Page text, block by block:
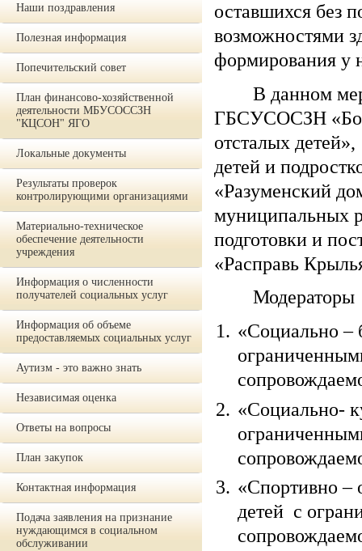
Наши поздравления
Полезная информация
Попечительский совет
План финансово-хозяйственной
деятельности МБУСОССЗН
"КЦСОН" ЯГО
Локальные документы
Результаты проверок
контролирующими организациями
Материально-техническое
обеспечение деятельности
учреждения
Информация о численности
получателей социальных услуг
Информация об объеме
предоставляемых социальных услуг
Аутизм - это важно знать
Независимая оценка
Ответы на вопросы
План закупок
Контактная информация
Подача заявления на признание
нуждающимся в социальном
обслуживании
оставшихся без
возможностями
формирования у
В данном
ГБСУСОСЗН
отсталых
детей и
«Разуменский
муниципальных
подготовки и
«Расправь
Модераторы
«Социально –
«Социально-
«Спортивно –
детей с